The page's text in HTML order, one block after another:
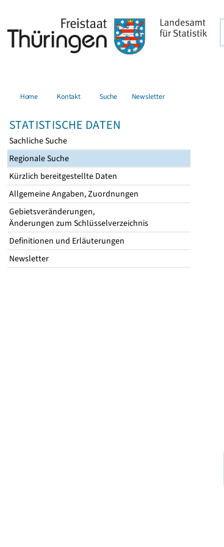
Home Kontakt Suche Newsletter
STATISTISCHE DATEN
Sachliche Suche
Regionale Suche
Kürzlich bereitgestellte Daten
Allgemeine Angaben, Zuordnungen
Gebietsveränderungen,
Änderungen zum Schlüsselverzeichnis
Definitionen und Erläuterungen
Newsletter